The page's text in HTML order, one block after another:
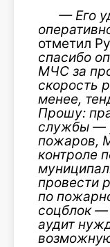
— Его
отметил
спасибо
МЧС за
скорость
менее,
Прошу:
службы —
пожаров,
контроле
провести
по
соцблок —
аудит